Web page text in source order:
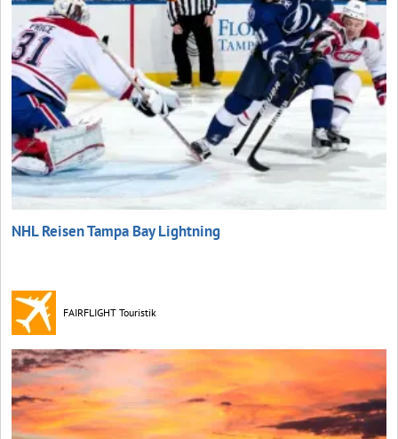
NHL Reisen Tampa Bay Lightning
FAIRFLIGHT Touristik